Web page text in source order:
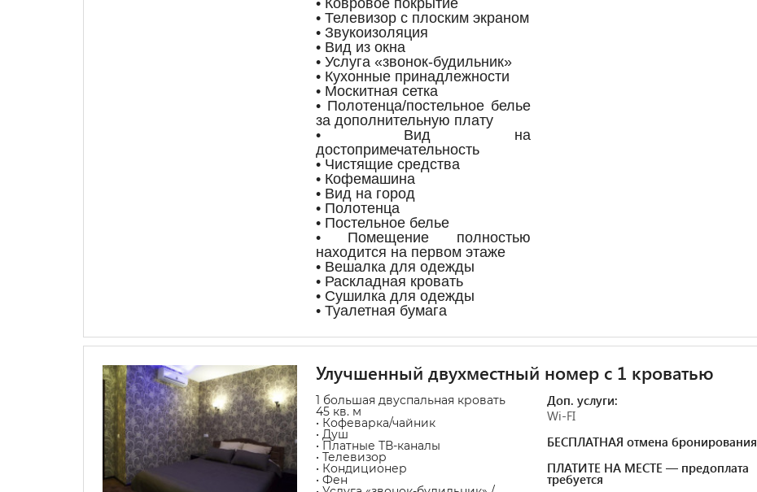
• Телевизор с плоским экраном
• Звукоизоляция
• Вид из окна
• Услуга «звонок-будильник»
• Кухонные принадлежности
• Москитная сетка
• Полотенца/постельное белье
за дополнительную плату
• Вид на
достопримечательность
• Чистящие средства
• Кофемашина
• Вид на город
• Полотенца
• Постельное белье
• Помещение полностью
находится на первом этаже
• Вешалка для одежды
• Раскладная кровать
• Сушилка для одежды
• Туалетная бумага
Улучшенный двухместный номер с 1 кроватью
1 большая двуспальная кровать
45 кв. м
• Кофеварка/чайник
• Душ
• Платные ТВ-каналы
• Телевизор
• Кондиционер
• Фен
Доп. услуги:
Wi-FI
БЕСПЛАТНАЯ отмена бронирования
ПЛАТИТЕ НА МЕСТЕ — предоплата
требуется